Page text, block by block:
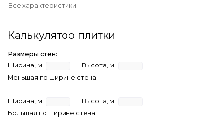
Все характеристики
Калькулятор плитки
Размеры стен:
Ширина, м
Высота, м
Меньшая по ширине стена
Ширина, м
Высота, м
Большая по ширине стена